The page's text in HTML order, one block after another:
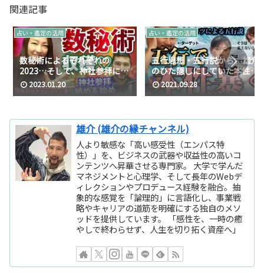
関連記事
占い・鑑定の活用
数秘術によるそれぞれの
2023…そして、神社参拝に事
始め・事納めをする心愛旅と
は…!?/ゲスト：しあわせセラ
2023.01.20
占い・鑑定の活用
五行思想・五行説から、雄介
のひた隠しにしていた本性が
露わになってしまいました。
（サトカツさんコラボ♪）
2021.09.28
雄介 (雄介の縁チャンネル)
人より敏感な「高い感受性（エンパス特
性）」を、ビジネスの武器や収益性の高いコ
ンテンツへ昇華させる専門家。 大学で学んだ
マネジメントと心理学、そして長年のWebデ
ィレクションやプロデュース経験を融合。抽
象的な感覚を「論理的」に言語化し、事業戦
略やキャリアの道筋を明確にする独自のメソ
ッドを提供しています。 「感性を、一時の癒
やしで終わらせず、人生を切り拓く資産へ」